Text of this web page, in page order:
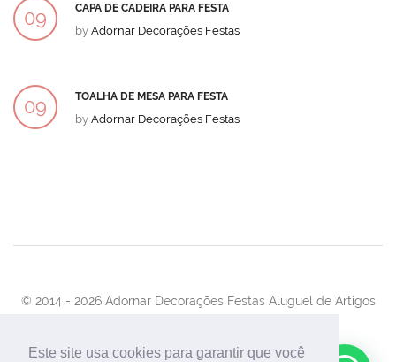
Este site usa cookies para garantir que você
09 CAPA DE CADEIRA PARA FESTA
by Adornar Decorações Festas
09 TOALHA DE MESA PARA FESTA
by Adornar Decorações Festas
© 2014 - 2026 Adornar Decorações Festas Aluguel de Artigos
Desenvolvimento:UnionForAgênciaWeb